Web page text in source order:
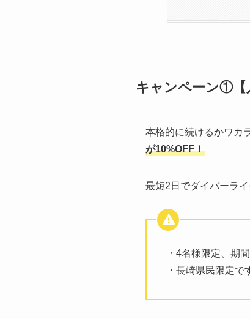
キャンペーン①【
本格的に続けるかワカ
が10%OFF！
最短2日でダイバーライ
・4名様限定、期
・長崎県民限定で